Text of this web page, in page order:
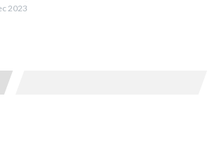
2023